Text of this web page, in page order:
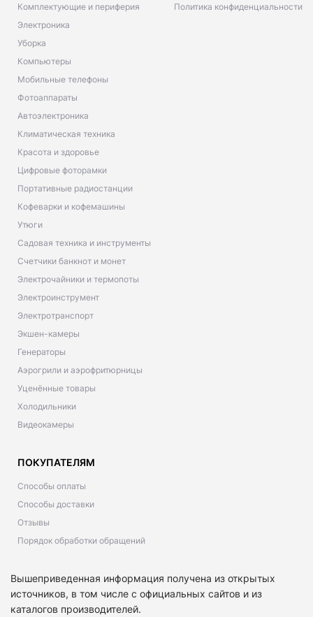
Комплектующие и периферия
Электроника
Уборка
Компьютеры
Мобильные телефоны
Фотоаппараты
Автоэлектроника
Климатическая техника
Красота и здоровье
Цифровые фоторамки
Портативные радиостанции
Кофеварки и кофемашины
Утюги
Садовая техника и инструменты
Счетчики банкнот и монет
Электрочайники и термопоты
Электроинструмент
Электротранспорт
Экшен-камеры
Генераторы
Аэрогрили и аэрофритюрницы
Уценённые товары
Холодильники
Видеокамеры
Политика конфиденциальности
ПОКУПАТЕЛЯМ
Способы оплаты
Способы доставки
Отзывы
Порядок обработки обращений
Вышеприведенная информация получена из открытых
источников, в том числе с официальных сайтов и из
каталогов производителей.